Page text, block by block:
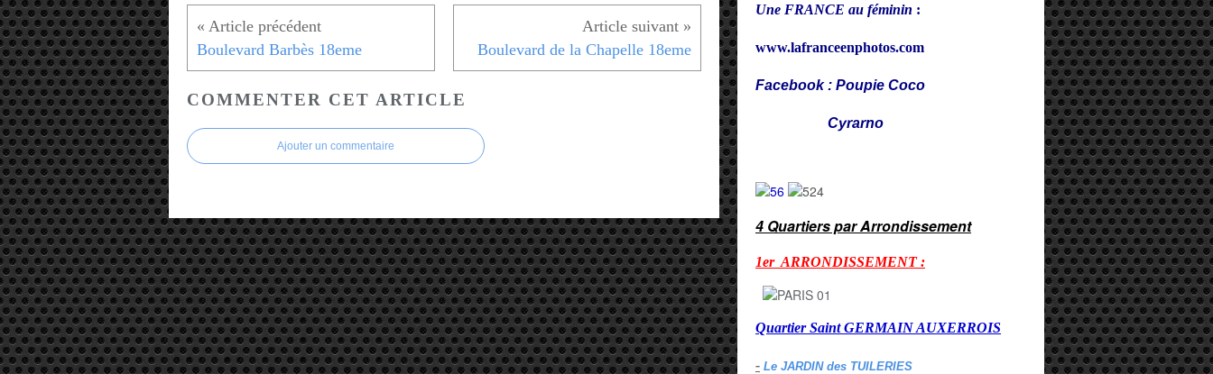
Boulevard Barbès 18eme Boulevard de la Chapelle 18eme
COMMENTER CET ARTICLE
Ajouter un commentaire
Une FRANCE au féminin :
www.lafranceenphotos.com
Facebook : Poupie Coco
Cyrarno
4 Quartiers par Arrondissement
1er ARRONDISSEMENT :
Quartier Saint GERMAIN AUXERROIS
- Le JARDIN des TUILERIES